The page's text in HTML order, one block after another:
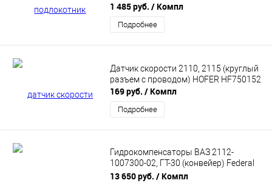
1 485 руб. / Компл
Подробнее
Датчик скорости 2110, 2115 (круглый
разъем с проводом) HOFER HF750152
169 руб. / Компл
Подробнее
Гидрокомпенсаторы ВАЗ 2112-
1007300-02, ГТ-30 (конвейер) Federal
Reserve
13 650 руб. / Компл